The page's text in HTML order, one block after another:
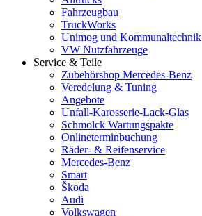
Fahrzeugbau
TruckWorks
Unimog und Kommunaltechnik
VW Nutzfahrzeuge
Service & Teile
Zubehörshop Mercedes-Benz
Veredelung & Tuning
Angebote
Unfall-Karosserie-Lack-Glas
Schmolck Wartungspakte
Onlineterminbuchung
Räder- & Reifenservice
Mercedes-Benz
Smart
Škoda
Audi
Volkswagen